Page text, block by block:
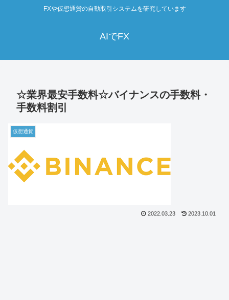
FXや仮想通貨の自動取引システムを研究しています
AIでFX
☆業界最安手数料☆バイナンスの手数料・
手数料割引
仮想通貨
2022.03.23 2023.10.01